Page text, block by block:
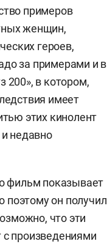
примеров
женщин,
героев,
за примерами и в
200», в котором,
имеет
этих кинолент
недавно
фильм показывает
поэтому он получил
что эти
произведениями